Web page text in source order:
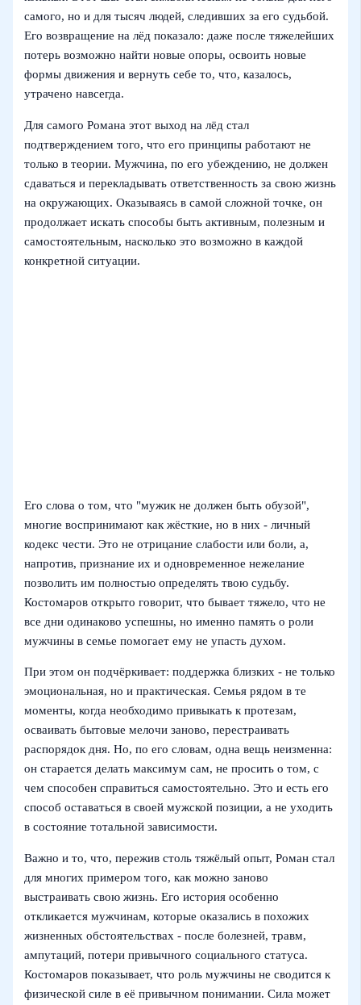
самого, но и для тысяч людей, следивших за его судьбой.
Его возвращение на лёд показало: даже после тяжелейших
потерь возможно найти новые опоры, освоить новые
формы движения и вернуть себе то, что, казалось,
утрачено навсегда.
Для самого Романа этот выход на лёд стал
подтверждением того, что его принципы работают не
только в теории. Мужчина, по его убеждению, не должен
сдаваться и перекладывать ответственность за свою жизнь
на окружающих. Оказываясь в самой сложной точке, он
продолжает искать способы быть активным, полезным и
самостоятельным, насколько это возможно в каждой
конкретной ситуации.
Его слова о том, что "мужик не должен быть обузой",
многие воспринимают как жёсткие, но в них - личный
кодекс чести. Это не отрицание слабости или боли, а,
напротив, признание их и одновременное нежелание
позволить им полностью определять твою судьбу.
Костомаров открыто говорит, что бывает тяжело, что не
все дни одинаково успешны, но именно память о роли
мужчины в семье помогает ему не упасть духом.
При этом он подчёркивает: поддержка близких - не только
эмоциональная, но и практическая. Семья рядом в те
моменты, когда необходимо привыкать к протезам,
осваивать бытовые мелочи заново, перестраивать
распорядок дня. Но, по его словам, одна вещь неизменна:
он старается делать максимум сам, не просить о том, с
чем способен справиться самостоятельно. Это и есть его
способ оставаться в своей мужской позиции, а не уходить
в состояние тотальной зависимости.
Важно и то, что, пережив столь тяжёлый опыт, Роман стал
для многих примером того, как можно заново
выстраивать свою жизнь. Его история особенно
откликается мужчинам, которые оказались в похожих
жизненных обстоятельствах - после болезней, травм,
ампутаций, потери привычного социального статуса.
Костомаров показывает, что роль мужчины не сводится к
физической силе в её привычном понимании. Сила может